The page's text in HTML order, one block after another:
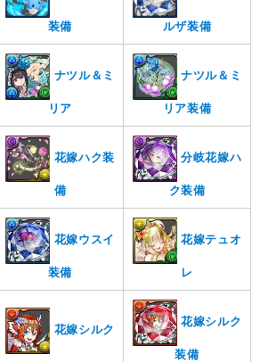
装備 ルザ装備
ナツル＆ミ
リア
ナツル＆ミ
リア装備
花嫁ハク装
備
分岐花嫁ハ
ク装備
花嫁ウスイ
装備
花嫁テュオ
レ
花嫁シルク
花嫁シルク
装備